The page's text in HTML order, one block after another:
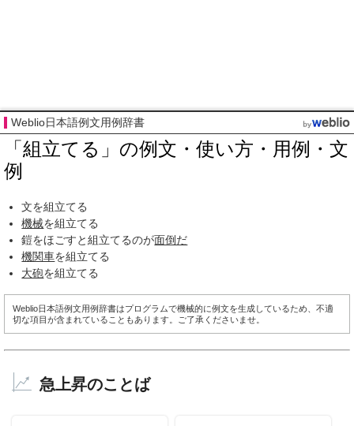
Weblio日本語例文用例辞書
「組立てる」の例文・使い方・用例・文
例
文を組立てる
機械を組立てる
鎧をほごすと組立てるのが面倒だ
機関車を組立てる
大砲を組立てる
Weblio日本語例文用例辞書はプログラムで機械的に例文を生成しているため、不適
切な項目が含まれていることもあります。ご了承くださいませ。
急上昇のことば